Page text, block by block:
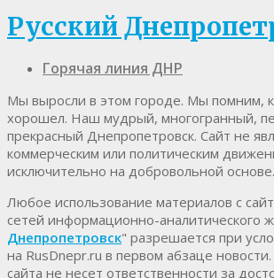
Русский
Горячая линия ДНР
Мы выросли в этом городе. Мы помним,
хорошел. Наш мудрый, многогранный,
прекрасный Днепропетровск. Cайт не
коммерческим или политическим
исключительно на добровольной основе.
Любое использование материалов c
сетей информационно-аналитического
Днепропетровск" разрешается при
на RusDnepr.ru в первом абзаце
сайта не несет ответственности за